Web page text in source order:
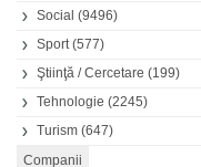
Social (9496)
Sport(577)
Ştiinţă / Cercetare (199)
Tehnologie (2245)
Turism (647)